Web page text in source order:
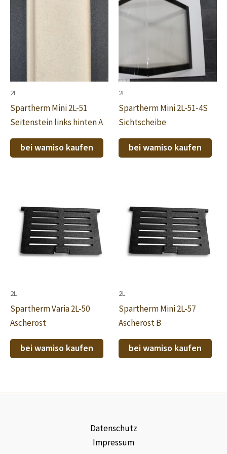
2L
Spartherm Mini 2L-51
Seitenstein links hinten A
bei wamiso kaufen
2L
Spartherm Mini 2L-51-4S
Sichtscheibe
bei wamiso kaufen
2L
Spartherm Varia 2L-50
Ascherost
bei wamiso kaufen
2L
Spartherm Mini 2L-57
Ascherost B
bei wamiso kaufen
Datenschutz
Impressum